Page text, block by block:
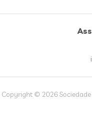
Copyright © 2026 Sociedade